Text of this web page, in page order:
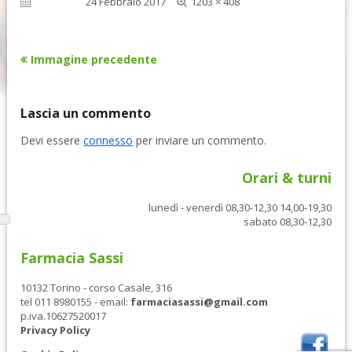
Immagine precedente
Lascia un commento
Devi essereconnesso per inviare un commento.
Orari & turni
lunedì - venerdì 08,30-12,30 14,00-19,30
sabato 08,30-12,30
Farmacia Sassi
10132 Torino - corso Casale, 316
tel 011 8980155 - email: farmaciasassi@gmail.com
p.iva.10627520017
Privacy Policy